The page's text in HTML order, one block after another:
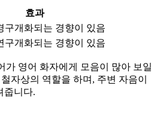
효과
구개화되는 경향이 있음
구개화되는 경향이 있음
가 영어 화자에게 모음이 많아 보일
자상의 역할을 하며, 주변 자음이
줍니다.